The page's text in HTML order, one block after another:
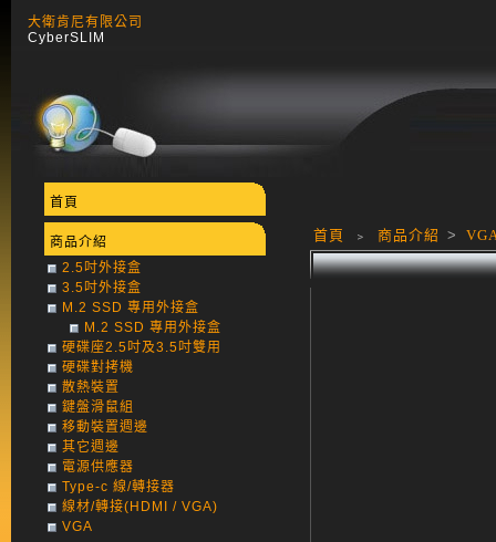
大衛肯尼有限公司
CyberSLIM
首頁 ﹥ 商品介紹 >
首頁
商品介紹
2.5吋外接盒
3.5吋外接盒
M.2 SSD 專用外接盒
M.2 SSD 專用外接盒
硬碟座2.5吋及3.5吋雙用
硬碟對拷機
散熱裝置
鍵盤滑鼠組
移動裝置週邊
其它週邊
電源供應器
Type-c 線/轉接器
線材/轉接(HDMI / VGA)
VGA